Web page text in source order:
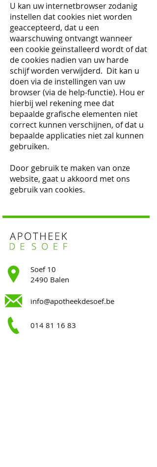
U kan uw internetbrowser zodanig
instellen dat cookies niet worden
geaccepteerd, dat u een
waarschuwing ontvangt wanneer
een cookie geïnstalleerd wordt of dat
de cookies nadien van uw harde
schijf worden verwijderd. Dit kan u
doen via de instellingen van uw
browser (via de help-functie). Hou er
hierbij wel rekening mee dat
bepaalde grafische elementen niet
correct kunnen verschijnen, of dat u
bepaalde applicaties niet zal kunnen
gebruiken.
Door gebruik te maken van onze
website, gaat u akkoord met ons
gebruik van cookies.
Soef 10
2490 Balen
info@apotheekdesoef.be
014 81 16 83